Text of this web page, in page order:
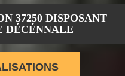
37250 DISPOSANT
DÉCÉNNALE